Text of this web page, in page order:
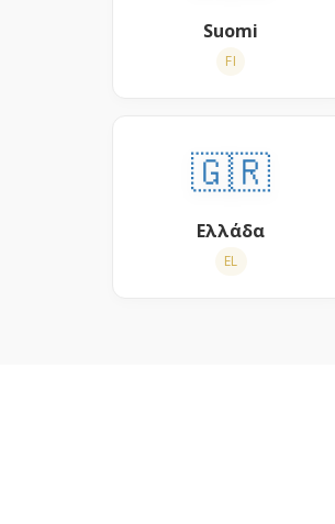
Suomi
FI
🇬🇷
Ελλάδα
EL